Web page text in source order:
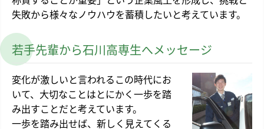
失敗から様々なノウハウを蓄積したいと考えています。
若手先輩から石川高専生へメッセージ
変化が激しいと言われるこの時代にお
いて、大切なことはとにかく一歩を踏
み出すことだと考えています。
一歩を踏み出せば、新しく見えてくる